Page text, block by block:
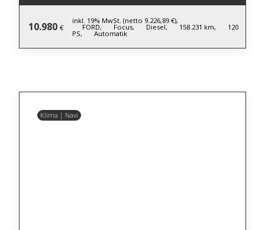
10.980 €
inkl. 19% MwSt. (netto 9.226,89 €),
FORD, Focus, Diesel, 158.231 km, 120
PS, Automatik
Klima | Navi